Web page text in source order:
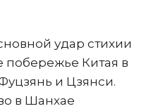
удар стихии
побережье Китая в
и Цзянси.
в Шанхае